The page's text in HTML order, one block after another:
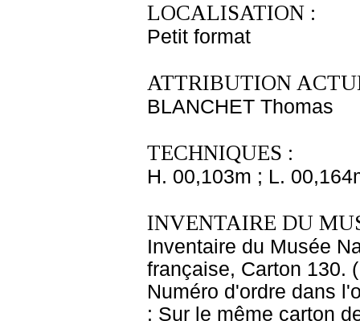
LOCALISATION :
Petit format
ATTRIBUTION
BLANCHET Thomas
TECHNIQUES :
H. 00,103m ; L.
INVENTAIRE DU
Inventaire du Musée
française, Carton 130.
Numéro d'ordre dans
: Sur le même carton